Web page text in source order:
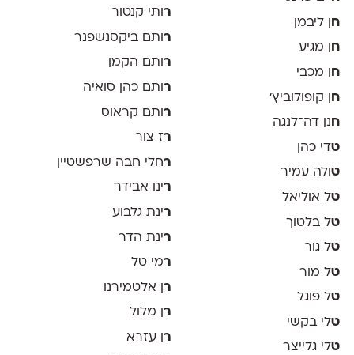
ח
ן ליבמן
ח ן מגיע
ח
ן מכבי
חן קופולוביץ'
ח נן דה־לנגה
טדי כהן
טולה עמיר
טל אוליאל
טל בלטוך
טל גור
טל מור
טל פוגל
טלי בקשי
טלי גלייצר
ר ותי קנטור
ר ותם ביקסנשפנר
רותם הקמן
ר ותם כהן סואיה
רותם קראוס
רז צור
רחלי חבה שרפשטיין
רינו אבידר
רינת גלבוע
רינת הדר
רמי טל
ר ן אלטמירנו
ר ן מלול
ר ן עזרא